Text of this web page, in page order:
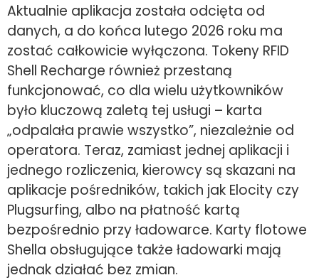
Aktualnie aplikacja została odcięta od
danych, a do końca lutego 2026 roku ma
zostać całkowicie wyłączona. Tokeny RFID
Shell Recharge również przestaną
funkcjonować, co dla wielu użytkowników
było kluczową zaletą tej usługi – karta
„odpalała prawie wszystko”, niezależnie od
operatora. Teraz, zamiast jednej aplikacji i
jednego rozliczenia, kierowcy są skazani na
aplikacje pośredników, takich jak Elocity czy
Plugsurfing, albo na płatność kartą
bezpośrednio przy ładowarce. Karty flotowe
Shella obsługujące także ładowarki mają
jednak działać bez zmian.